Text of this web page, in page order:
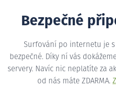
Bezpečné
Surfování po internetu je
bezpečné. Díky ní vás
servery. Navíc nic neplatíte za
od nás máte ZDARMA.